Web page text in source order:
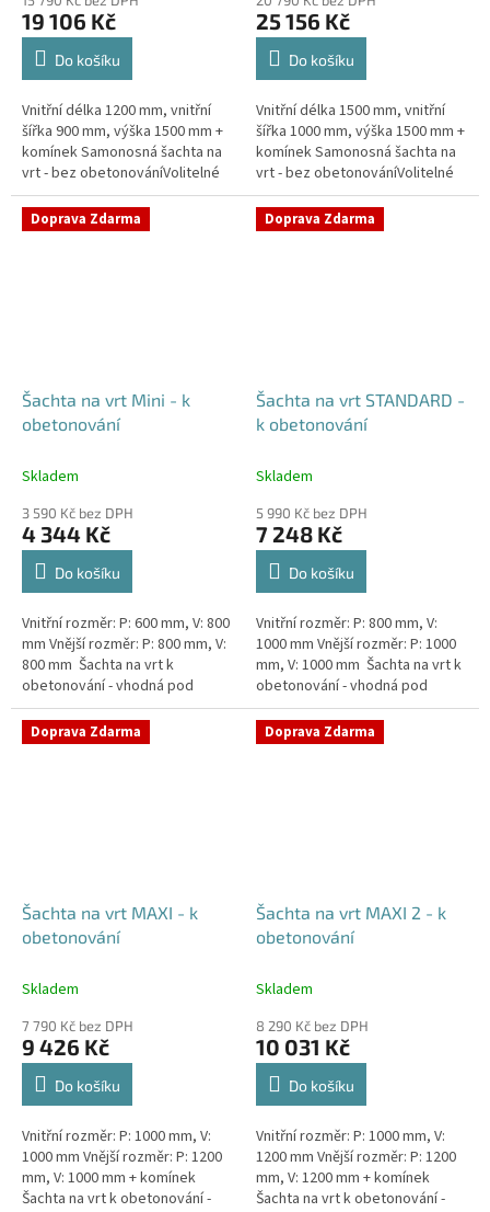
produktu
je
5,0
hvězdiček.
19 106 Kč
Do košíku
Vnitřní délka 1200 mm, vnitřní
šířka 900 mm, výška 1500 mm +
komínek Samonosná šachta na
vrt - bez obetonováníVolitelné
průměry i pozice prostupů na
pažení vrtu, hadice i...
produktu
je
5,0
hvězdiček.
25 156 Kč
Do košíku
Vnitřní délka 1500 mm, vnitřní
šířka 1000 mm, výška 1500 mm +
komínek Samonosná šachta na
vrt - bez obetonováníVolitelné
průměry i pozice prostupů na
pažení vrtu, hadice i...
Doprava Zdarma
Šachta na vrt Mini - k
obetonování
Skladem
3 590 Kč bez DPH
4 344 Kč
Do košíku
Vnitřní rozměr: P: 600 mm, V: 800
mm Vnější rozměr: P: 800 mm, V:
800 mm Šachta na vrt k
obetonování - vhodná pod
parkovací stání, komunikace
nebo do míst vyšším...
Doprava Zdarma
Šachta na vrt STANDARD -
k obetonování
Skladem
5 990 Kč bez DPH
7 248 Kč
Do košíku
Vnitřní rozměr: P: 800 mm, V:
1000 mm Vnější rozměr: P: 1000
mm, V: 1000 mm Šachta na vrt k
obetonování - vhodná pod
parkovací stání, komunikace
nebo do míst vyšším...
Doprava Zdarma
Šachta na vrt MAXI - k
obetonování
Skladem
7 790 Kč bez DPH
9 426 Kč
Do košíku
Vnitřní rozměr: P: 1000 mm, V:
1000 mm Vnější rozměr: P: 1200
mm, V: 1000 mm + komínek
Šachta na vrt k obetonování -
Doprava Zdarma
Šachta na vrt MAXI 2 - k
obetonování
Skladem
8 290 Kč bez DPH
10 031 Kč
Do košíku
Vnitřní rozměr: P: 1000 mm, V:
1200 mm Vnější rozměr: P: 1200
mm, V: 1200 mm + komínek
Šachta na vrt k obetonování -